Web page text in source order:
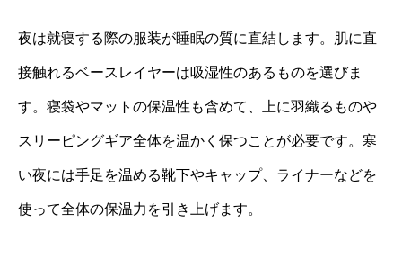
夜は就寝する際の服装が睡眠の質に直結します。肌に直
接触れるベースレイヤーは吸湿性のあるものを選びま
す。寝袋やマットの保温性も含めて、上に羽織るものや
スリーピングギア全体を温かく保つことが必要です。寒
い夜には手足を温める靴下やキャップ、ライナーなどを
使って全体の保温力を引き上げます。